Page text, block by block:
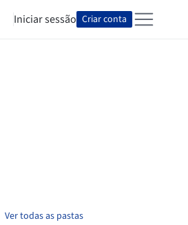
Iniciar sessão Criar conta
Ver todas as pastas